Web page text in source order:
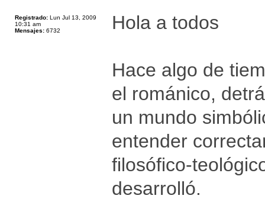
Registrado: Lun Jul 13, 2009
10:31 am
Mensajes: 6732 Hola a todos
Hace algo de
el románico,
un mundo
entender
filosófico-
desarrolló.